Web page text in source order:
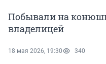
Побывали на
владелицей
18 мая 2026, 19:30 340